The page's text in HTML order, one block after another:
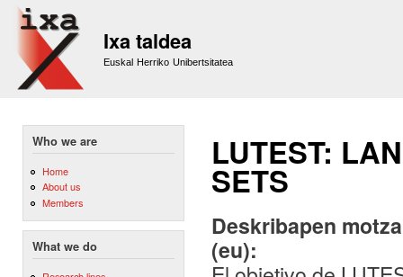
Ixa taldea
Euskal Herriko Unibertsitatea
Who we are
Home
About us
Members
What we do
LUTEST:
SETS
Deskribapen
(eu):